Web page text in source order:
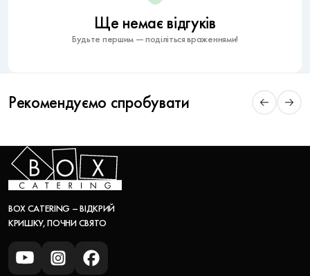
Ще немає відгуків
Будьте першим — поділіться враженнями!
Рекомендуємо спробувати
BOX CATERING – ВІДКРИЙ
КРИШКУ, ПОЧНИ СВЯТО